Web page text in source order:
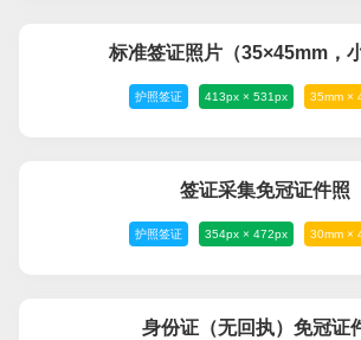
标准签证照片（35×45mm，小
护照签证 413px × 531px 35mm ×
签证采集免冠证件照
护照签证 354px × 472px 30mm ×
身份证（无回执）免冠证